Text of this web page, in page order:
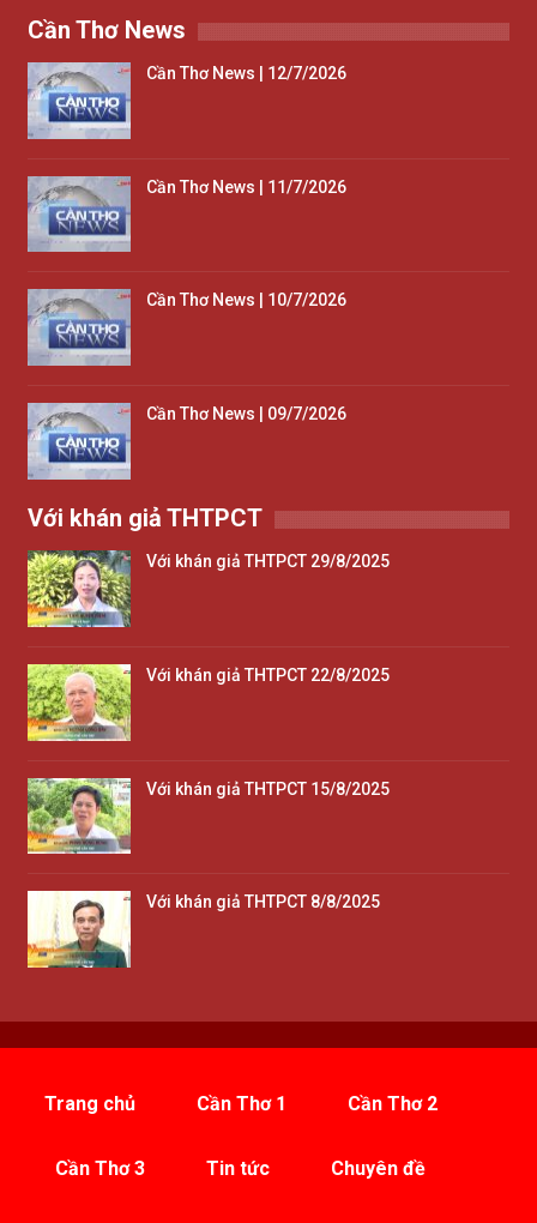
Cần Thơ News
Cần Thơ News | 12/7/2026
Cần Thơ News | 11/7/2026
Cần Thơ News | 10/7/2026
Cần Thơ News | 09/7/2026
Với khán giả THTPCT
Với khán giả THTPCT 29/8/2025
Với khán giả THTPCT 22/8/2025
Với khán giả THTPCT 15/8/2025
Với khán giả THTPCT 8/8/2025
Trang chủ Cần Thơ 1 Cần Thơ 2
Cần Thơ 3 Tin tức Chuyên đề